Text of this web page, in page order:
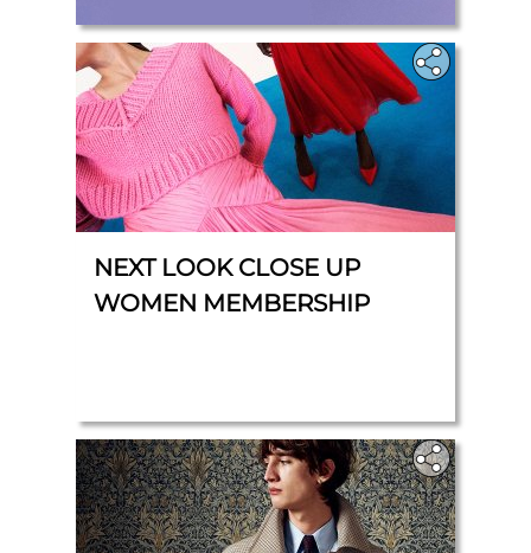
NEXT LOOK CLOSE UP
WOMEN MEMBERSHIP